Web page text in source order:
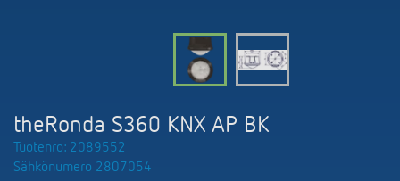
Tehokkaita apulaisia energiakriisissä
Design
Historia
Myynti maailmanlaajuisesti
LUXORliving
theRonda S360 KNX AP BK
Tuotenro: 2089552
Sähkönumero 2807054